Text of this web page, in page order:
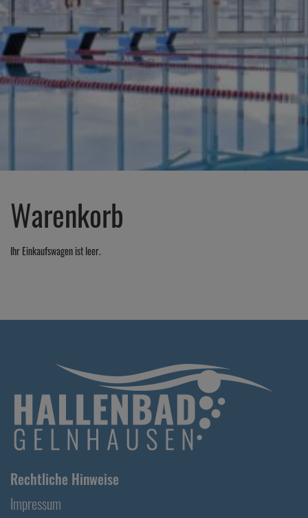
Warenkorb
Ihr Einkaufswagen ist leer.
Rechtliche Hinweise
Impressum